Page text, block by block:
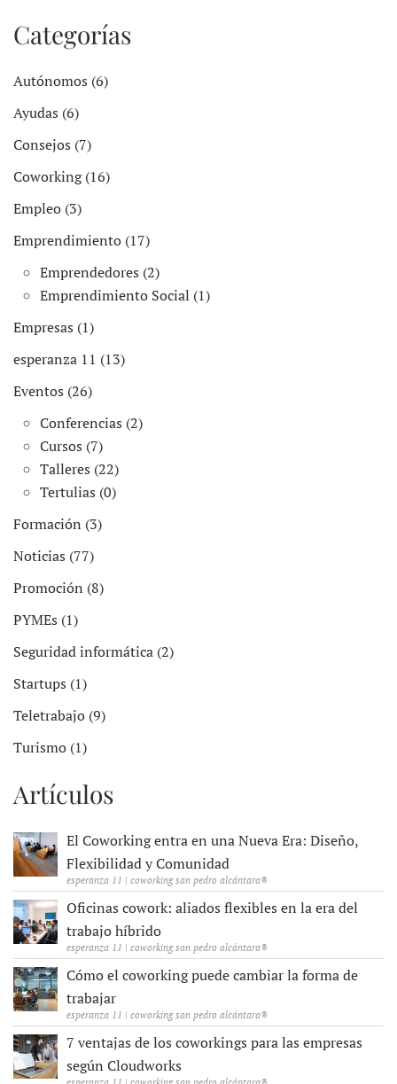
Categorías
Autónomos (6)
Ayudas (6)
Consejos (7)
Coworking (16)
Empleo (3)
Emprendimiento (17)
Emprendedores (2)
Emprendimiento Social (1)
Empresas (1)
esperanza 11 (13)
Eventos (26)
Conferencias (2)
Cursos (7)
Talleres (22)
Tertulias (0)
Formación (3)
Noticias (77)
Promoción (8)
PYMEs (1)
Seguridad informática (2)
Startups (1)
Teletrabajo (9)
Turismo (1)
Artículos
El Coworking entra en una Nueva Era: Diseño,
Flexibilidad y Comunidad
esperanza 11 | coworking san pedro alcántara®
Oficinas cowork: aliados flexibles en la era del
trabajo híbrido
esperanza 11 | coworking san pedro alcántara®
Cómo el coworking puede cambiar la forma de
trabajar
esperanza 11 | coworking san pedro alcántara®
7 ventajas de los coworkings para las empresas
según Cloudworks